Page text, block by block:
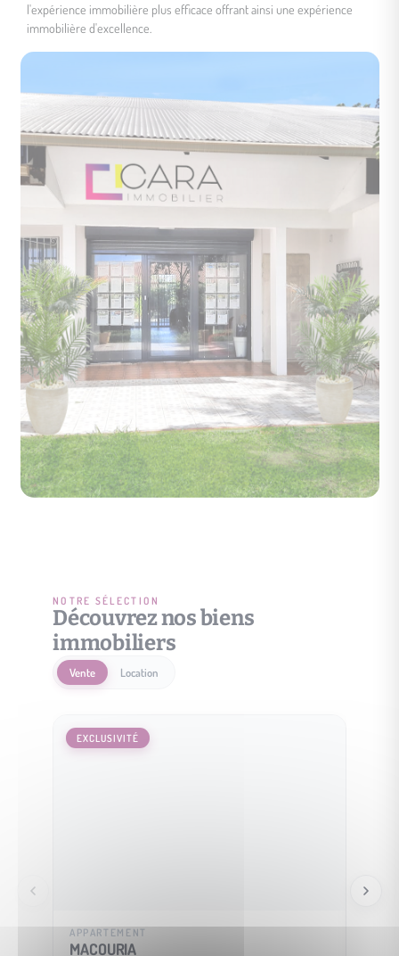
l'expérience immobilière plus efficace offrant ainsi une expérience
immobilière d'excellence.
NOTRE SÉLECTION
Découvrez nos biens
immobiliers
Vente Location
EXCLUSIVITÉ
APPARTEMENT
MACOURIA